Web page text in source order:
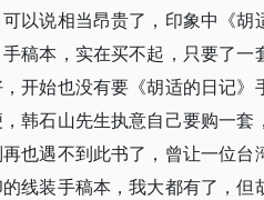
以说相当昂贵了，印象中《胡
稿本，实在买不起，只要了一
开始也没有要《胡适的日记》
韩石山先生执意自己要购一套
也遇不到此书了，曾让一位台
线装手稿本，我大都有了，但